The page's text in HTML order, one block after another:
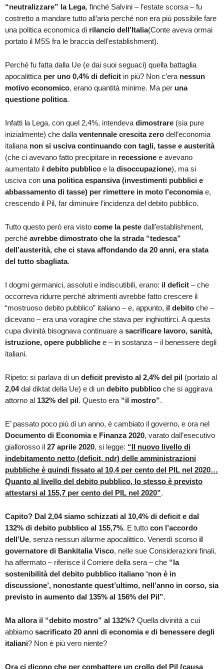
“neutralizzare” la Lega, finché Salvini – l’estate scorsa – fu
costretto a mandare tutto all’aria perché non era più possibile fare
una politica economica di rilancio dell’Italia(Conte aveva ormai
portato il M5S fra le braccia dell’establishment).
Perché fu fatta dalla Ue (e dai suoi seguaci) quella battaglia
apocalittica per uno 0,4% di deficit in più? Non c’era nessun
motivo economico, erano quantità minime. Ma per una
questione politica.
Infatti la Lega, con quel 2,4%, intendeva dimostrare (sia pure
inizialmente) che dalla ventennale crescita zero dell’economia
italiana non si usciva continuando con tagli, tasse e austerità
(che ci avevano fatto precipitare in recessione e avevano
aumentato il debito pubblico e la disoccupazione), ma si
usciva con una politica espansiva (investimenti pubblici e
abbassamento di tasse) per rimettere in moto l’economiae,
crescendo il Pil, far diminuire l’incidenza del debito pubblico.
Tutto questo però era visto come la peste dall’establishment,
perché avrebbe dimostrato che la strada “tedesca”
dell’austerità, che ci stava affondando da 20 anni, era stata
del tutto sbagliata.
I dogmi germanici, assoluti e indiscutibili, erano: il deficit – che
occorreva ridurre perché altrimenti avrebbe fatto crescere il
“mostruoso debito pubblico” italiano – e, appunto, il debito che –
dicevano – era una voragine che stava per inghiottirci. A questa
cupa divinità bisognava continuare a sacrificare lavoro, sanità,
istruzione, opere pubbliche e – in sostanza – il benessere degli
italiani.
Ripeto: si parlava di un deficit previsto al 2,4% del pil (portato al
2,04dal diktat della Ue) e di un debito pubblico che si aggirava
attorno al 132% del pil. Questo era “il mostro”.
E’ passato poco più di un anno, è cambiato il governo, e ora nel
Documento di Economia e Finanza 2020, varato dall’esecutivo
giallorosso il 27 aprile 2020, si legge: “Il nuovo livello di
indebitamento netto (deficit, ndr) delle amministrazioni
pubbliche è quindi fissato al 10,4 per cento del PIL nel 2020…
Quanto al livello del debito pubblico, lo stesso è previsto
attestarsi al 155,7 per cento del PIL nel 2020”.
Capito? Dal 2,04 siamo schizzati al 10,4% di deficit e dal
132% di debito pubblico al 155,7%. E tutto con l’accordo
dell’Ue, senza nessun allarme apocalittico. Venerdì scorso il
governatore di Bankitalia Visco, nelle sue Considerazioni finali,
ha affermato – riferisce il Corriere della sera – che “la
sostenibilità del debito pubblico italiano ‘non è in
discussione’, nonostante quest’ultimo, nell’anno in corso, sia
previsto in aumento dal 135% al 156% del Pil”.
Ma allora il “debito mostro” al 132%? Quella divinità a cui
abbiamo sacrificato 20 anni di economia e di benessere degli
italiani? Non è più vero niente?
Ora ci dicono che per combattere un crollo del Pil (causa